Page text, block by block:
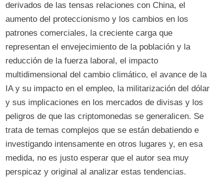
derivados de las tensas relaciones con China, el
aumento del proteccionismo y los cambios en los
patrones comerciales, la creciente carga que
representan el envejecimiento de la población y la
reducción de la fuerza laboral, el impacto
multidimensional del cambio climático, el avance de la
IA y su impacto en el empleo, la militarización del dólar
y sus implicaciones en los mercados de divisas y los
peligros de que las criptomonedas se generalicen. Se
trata de temas complejos que se están debatiendo e
investigando intensamente en otros lugares y, en esa
medida, no es justo esperar que el autor sea muy
perspicaz y original al analizar estas tendencias.